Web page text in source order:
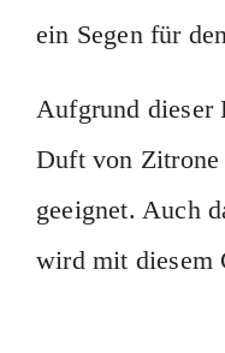
ein Segen für
Aufgrund dieser
Duft von
geeignet. Auch
wird mit diesem